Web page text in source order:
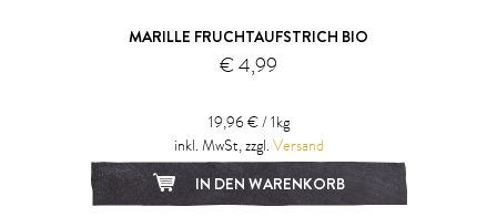
MARILLE FRUCHTAUFSTRICH BIO
€ 4,99
19,96 € / 1kg
inkl. MwSt, zzgl. Versand
IN DEN WARENKORB